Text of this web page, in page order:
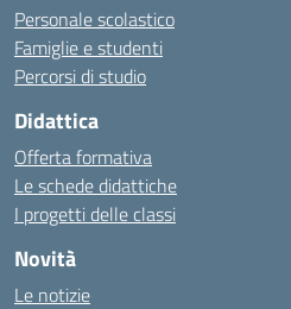
Personale scolastico
Famiglie e studenti
Percorsi di studio
Didattica
Offerta formativa
Le schede didattiche
I progetti delle classi
Novità
Le notizie